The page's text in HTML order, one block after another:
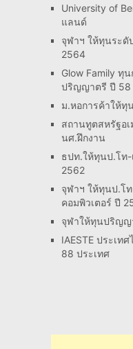
University of
แลนด์
จุฬาฯ ให้ทุนระดั
2564
Glow Family ทุ
ปริญญาตรี ปี 58
ม.หอการค้าให้ทุ
สถานทูตสหรัฐอเ
นศ.ฝึกงาน
ธปท.ให้ทุนป.โท-
2562
จุฬาฯ ให้ทุนป.โ
คอมพิวเตอร์ ปี
จุฬาให้ทุนปริญญ
IAESTE ประเท
88 ประเทศ